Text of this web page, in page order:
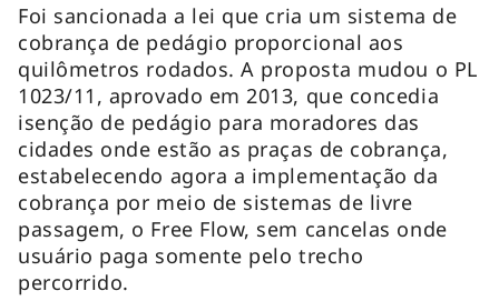
Foi sancionada a lei que cria um sistema de
cobrança de pedágio proporcional aos
quilômetros rodados. A proposta mudou o PL
1023/11, aprovado em 2013, que concedia
isenção de pedágio para moradores das
cidades onde estão as praças de cobrança,
estabelecendo agora a implementação da
cobrança por meio de sistemas de livre
passagem, o Free Flow, sem cancelas onde
usuário paga somente pelo trecho
percorrido.